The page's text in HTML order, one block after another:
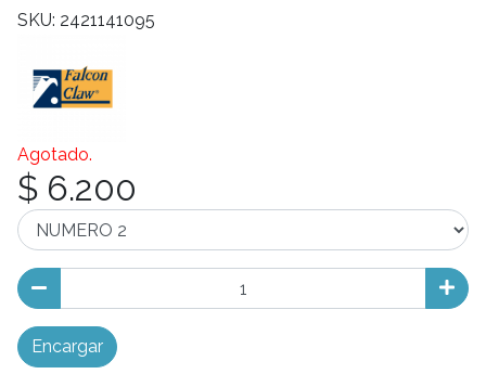
SKU: 2421141095
Agotado.
$ 6.200
Encargar